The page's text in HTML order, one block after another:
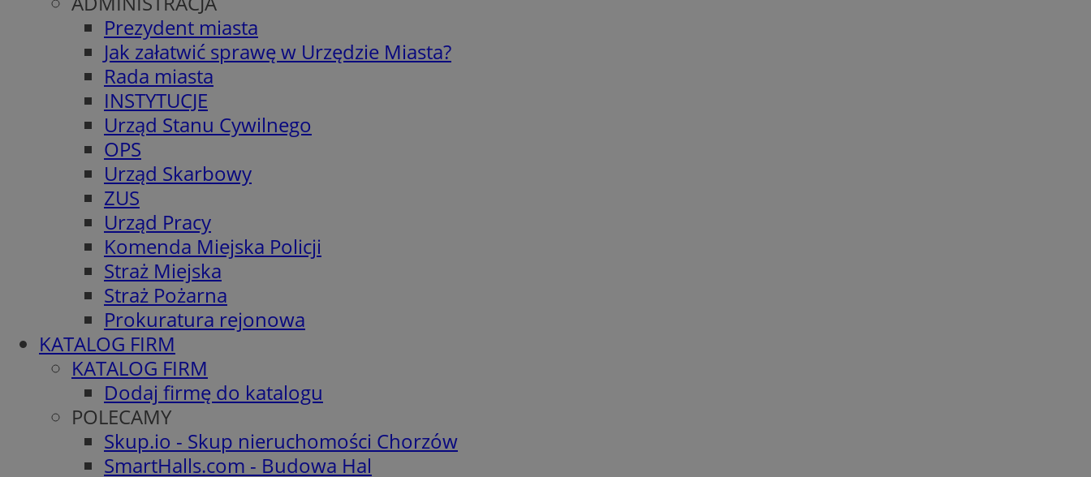
Prezydent miasta
Jak załatwić sprawę w Urzędzie Miasta?
Rada miasta
INSTYTUCJE
Urząd Stanu Cywilnego
OPS
Urząd Skarbowy
ZUS
Urząd Pracy
Komenda Miejska Policji
Straż Miejska
Straż Pożarna
Prokuratura rejonowa
KATALOG FIRM
KATALOG FIRM
Dodaj firmę do katalogu
POLECAMY
Skup.io - Skup nieruchomości Chorzów
SmartHalls.com - Budowa Hal